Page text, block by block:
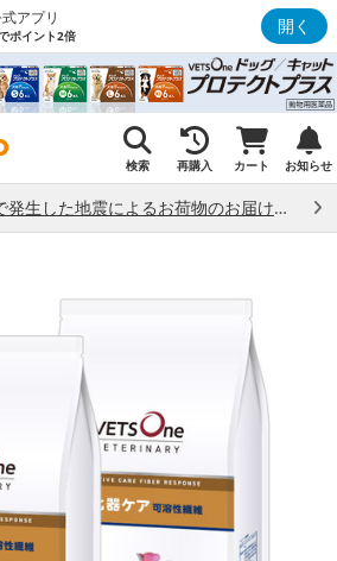
アプリ
ポイント2倍 開く
検索 再購入 カート お知らせ
熊本県熊本地方で発生した地震によるお荷物のお届け状況について （7/28）